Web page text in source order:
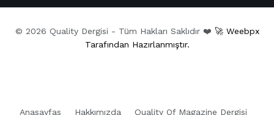
© 2026 Quality Dergisi - Tüm Hakları Saklıdır ❤️ 🚀 Weebpx
Tarafından Hazırlanmıştır.
Anasayfas Hakkımızda Quality Of Magazine Dergisi